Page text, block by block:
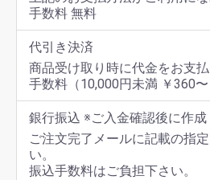
手数料 無料
代引き決済
商品受け取り時に代金をお支払
手数料（10,000円未満 ￥360〜
銀行振込 ※ご入金確認後に作成
ご注文完了メールに記載の指
い。
振込手数料はご負担下さい。